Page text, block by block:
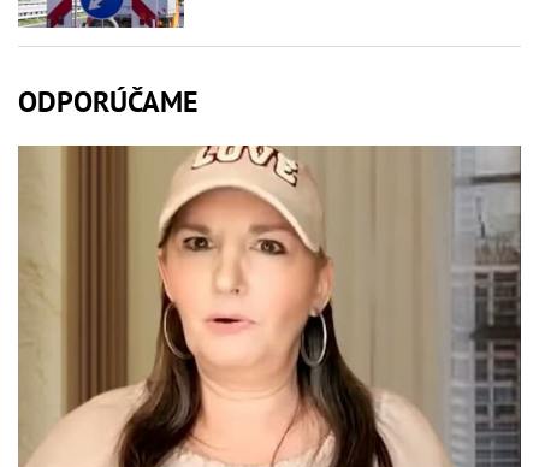
ODPORÚČAME